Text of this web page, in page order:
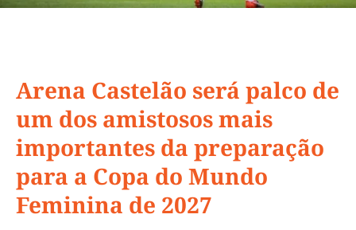
Arena Castelão será palco de
um dos amistosos mais
importantes da preparação
para a Copa do Mundo
Feminina de 2027